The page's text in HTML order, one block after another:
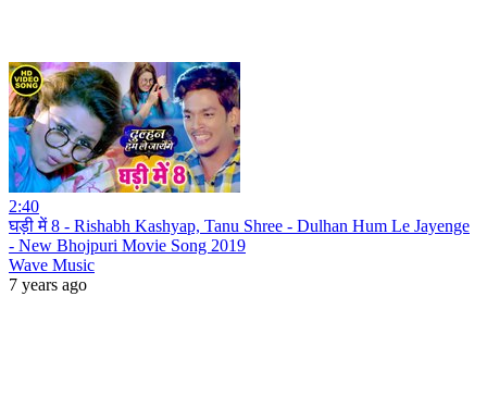
2:40
घड़ी में 8 - Rishabh Kashyap, Tanu Shree - Dulhan Hum Le Jayenge
- New Bhojpuri Movie Song 2019
Wave Music
7 years ago